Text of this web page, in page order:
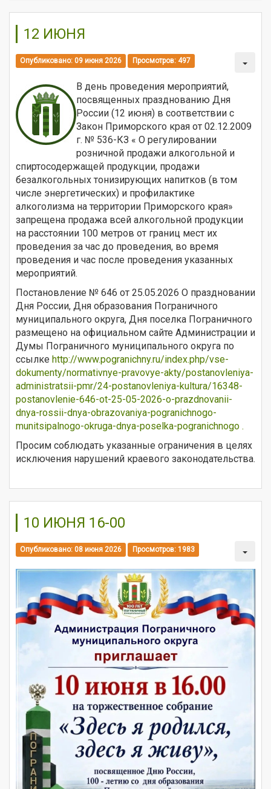
12 ИЮНЯ
Опубликовано: 09 июня 2026 Просмотров: 497
В день проведения мероприятий,
посвященных празднованию Дня
России (12 июня) в соответствии с
Закон Приморского края от 02.12.2009
г. № 536-КЗ « О регулировании
розничной продажи алкогольной и
спиртосодержащей продукции, продажи
безалкогольных тонизирующих напитков (в том
числе энергетических) и профилактике
алкоголизма на территории Приморского края»
запрещена продажа всей алкогольной продукции
на расстоянии 100 метров от границ мест их
проведения за час до проведения, во время
проведения и час после проведения указанных
мероприятий.
Постановление № 646 от 25.05.2026 О праздновании
Дня России, Дня образования Пограничного
муниципального округа, Дня поселка Пограничного
размещено на официальном сайте Администрации и
Думы Пограничного муниципального округа по
ссылке http://www.pogranichny.ru/index.php/vse-
dokumenty/normativnye-pravovye-akty/postanovleniya-
administratsii-pmr/24-postanovleniya-kultura/16348-
postanovlenie-646-ot-25-05-2026-o-prazdnovanii-
dnya-rossii-dnya-obrazovaniya-pogranichnogo-
munitsipalnogo-okruga-dnya-poselka-pogranichnogo .
Просим соблюдать указанные ограничения в целях
исключения нарушений краевого законодательства.
10 ИЮНЯ 16-00
Опубликовано: 08 июня 2026 Просмотров: 1983